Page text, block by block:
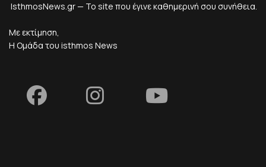
IsthmosNews.gr — Το site που έγινε καθημερινή σου συνήθεια.
Με εκτίμηση,
Η Ομάδα του isthmos News